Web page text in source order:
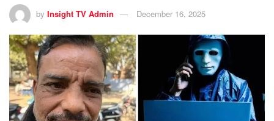
by Insight TV Admin December 16, 2025